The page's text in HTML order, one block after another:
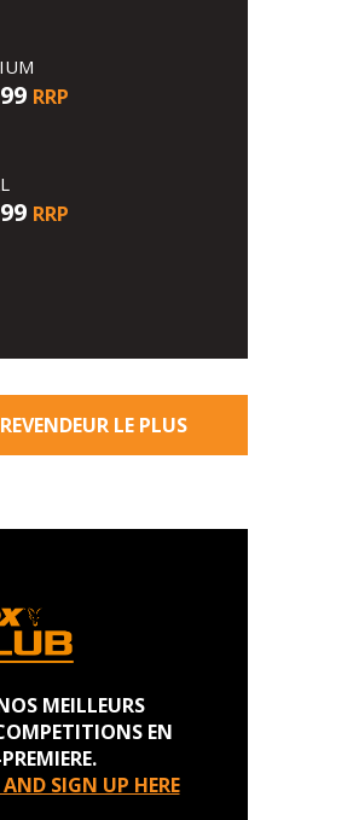
RRP
RRP
LE PLUS
MEILLEURS
EN
SIGN UP HERE